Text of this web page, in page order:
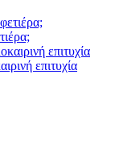
επιτυχία